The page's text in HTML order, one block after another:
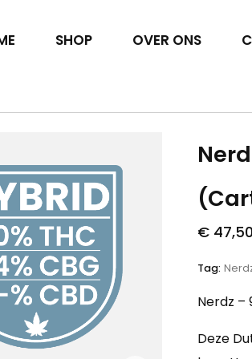
SHOP OVER ONS
€ 47,50
Tag:
Nerdz –
Deze